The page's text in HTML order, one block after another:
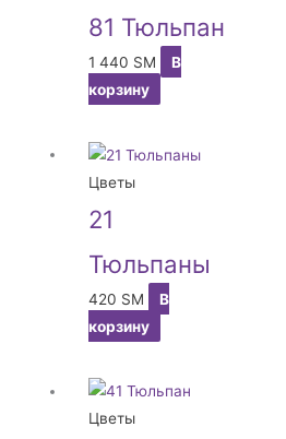
81 Тюльпан
1 440 ЅМ
В
корзину
Цветы
21
Тюльпаны
420 ЅМ
В
корзину
Цветы